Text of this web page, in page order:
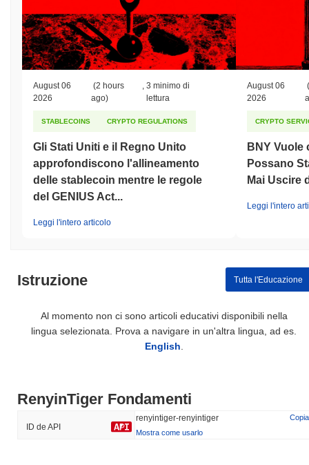
August 06
2026
(2 hours
ago)
,3 minimo di
lettura
STABLECOINS CRYPTO REGULATIONS
Gli Stati Uniti e il Regno Unito
approfondiscono l'allineamento
delle stablecoin mentre le regole
del GENIUS Act...
Leggi l'intero articolo
August 06
2026
CRYPTO
BNY Vuole
Possano
Mai Uscire
Leggi l'intero
Istruzione Tutta l'Educazione
Al momento non ci sono articoli educativi disponibili nella
lingua selezionata. Prova a navigare in un'altra lingua, ad es.
English.
RenyinTiger Fondamenti
ID de API
renyintiger-renyintiger
Copia
Mostra come usarlo